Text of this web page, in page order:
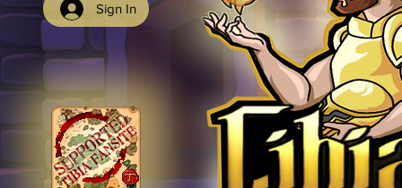
Sign In